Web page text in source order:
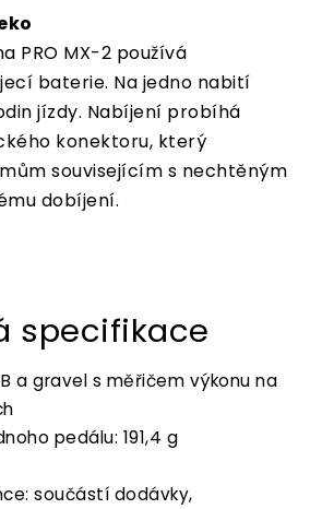
PRO MX-2 používá
baterie. Na jedno nabití
jízdy. Nabíjení probíhá
konektoru, který
souvisejícím s nechtěným
dobíjení.
specifikace
a gravel s měřičem výkonu na
pedálu: 191,4 g
součástí dodávky,